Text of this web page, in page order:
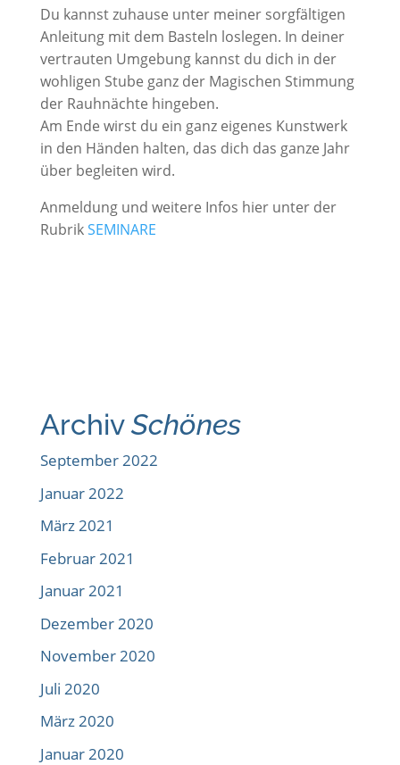
Du kannst zuhause unter meiner sorgfältigen
Anleitung mit dem Basteln loslegen. In deiner
vertrauten Umgebung kannst du dich in der
wohligen Stube ganz der Magischen Stimmung
der Rauhnächte hingeben.
Am Ende wirst du ein ganz eigenes Kunstwerk
in den Händen halten, das dich das ganze Jahr
über begleiten wird.
Anmeldung und weitere Infos hier unter der
RubrikSEMINARE
ArchivSchönes
September 2022
Januar 2022
März 2021
Februar 2021
Januar 2021
Dezember 2020
November 2020
Juli 2020
März 2020
Januar 2020